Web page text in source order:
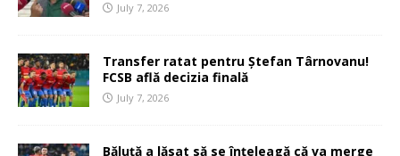
July 7, 2026
Transfer ratat pentru Ștefan Târnovanu!
FCSB află decizia finală
July 7, 2026
Băluță a lăsat să se înțeleagă că va merge